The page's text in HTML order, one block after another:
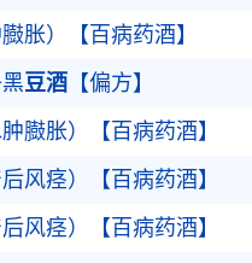
胀）【百病药酒】
豆酒 【偏方】
臌胀）【百病药酒】
风痉）【百病药酒】
后风痉）【百病药酒】